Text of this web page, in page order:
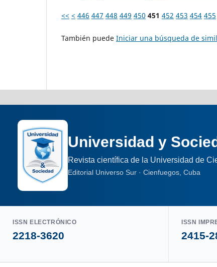
<< < 446 447 448 449 450 451 452 453 454 455
También puede Iniciar una búsqueda de
Universidad y
Revista científica de la Universidad de
Editorial Universo Sur · Cienfuegos, Cuba
ISSN ELECTRÓNICO
2218-3620
ISSN
2415-